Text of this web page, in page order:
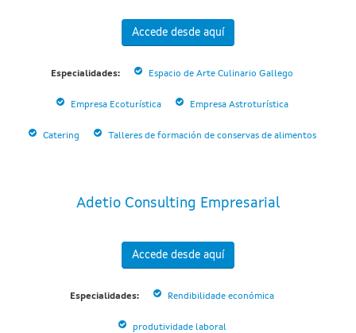
Accede desde aquí
Especialidades: Espacio de Arte Culinario Gallego
Empresa Ecoturística Empresa Astroturística
Catering Talleres de formación de conservas de alimentos
Adetio Consulting Empresarial
Accede desde aquí
Especialidades: Rendibilidade económica
produtividade laboral